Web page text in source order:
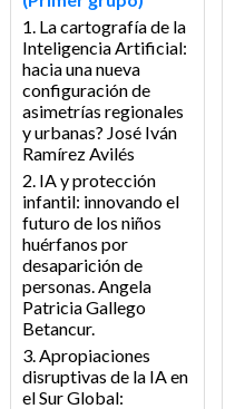
1. La cartografía de la
Inteligencia Artificial:
hacia una nueva
configuración de
asimetrías regionales
y urbanas? José Iván
Ramírez Avilés
2. IA y protección
infantil: innovando el
futuro de los niños
huérfanos por
desaparición de
personas.Angela
Patricia Gallego
Betancur.
3. Apropiaciones
disruptivas de la IA en
el Sur Global: